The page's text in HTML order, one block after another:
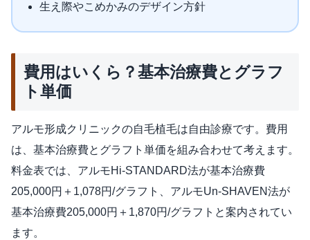
生え際やこめかみのデザイン方針
費用はいくら？基本治療費とグラフ
ト単価
アルモ形成クリニックの自毛植毛は自由診療です。費用
は、基本治療費とグラフト単価を組み合わせて考えます。
料金表では、アルモHi-STANDARD法が基本治療費
205,000円＋1,078円/グラフト、アルモUn-SHAVEN法が
基本治療費205,000円＋1,870円/グラフトと案内されてい
ます。